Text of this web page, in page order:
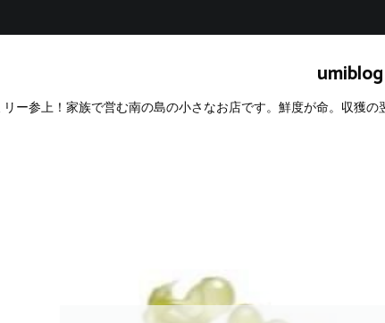
umiblog
ー参上！家族で営む南の島の小さなお店です。鮮度が命。収獲